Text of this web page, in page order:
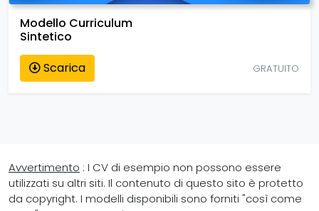
Modello Curriculum
Sintetico
Scarica
GRATUITO
Avvertimento : I CV di esempio non possono essere
utilizzati su altri siti. Il contenuto di questo sito è protetto
da copyright. I modelli disponibili sono forniti "così come